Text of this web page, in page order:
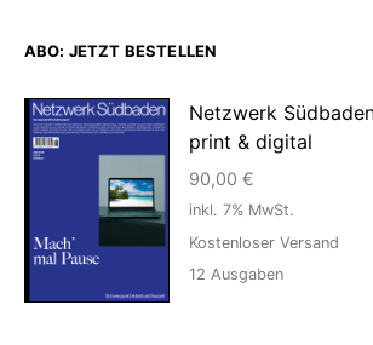
ABO: JETZT BESTELLEN
Netzwerk
print & digital
90,00 €
inkl. 7% MwSt.
Kostenloser Versand
12 Ausgaben